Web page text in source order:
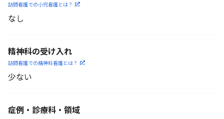
訪問看護での小児看護とは？
なし
精神科の受け入れ
訪問看護での精神科看護とは？
少ない
症例・診療科・ 領域